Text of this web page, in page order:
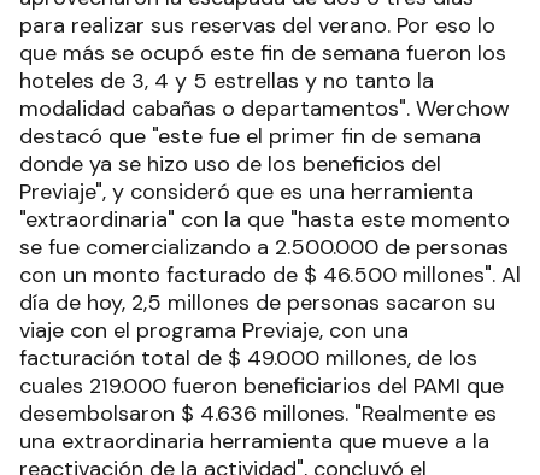
para realizar sus reservas del verano. Por eso lo
que más se ocupó este fin de semana fueron los
hoteles de 3, 4 y 5 estrellas y no tanto la
modalidad cabañas o departamentos". Werchow
destacó que "este fue el primer fin de semana
donde ya se hizo uso de los beneficios del
Previaje", y consideró que es una herramienta
"extraordinaria" con la que "hasta este momento
se fue comercializando a 2.500.000 de personas
con un monto facturado de $ 46.500 millones". Al
día de hoy, 2,5 millones de personas sacaron su
viaje con el programa Previaje, con una
facturación total de $ 49.000 millones, de los
cuales 219.000 fueron beneficiarios del PAMI que
desembolsaron $ 4.636 millones. "Realmente es
una extraordinaria herramienta que mueve a la
reactivación de la actividad", concluyó el